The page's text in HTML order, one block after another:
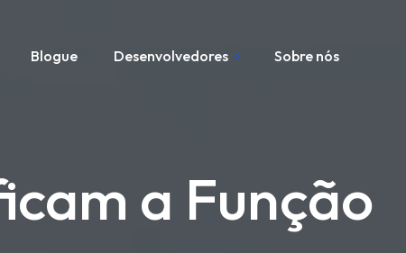
Blogue Desenvolvedores Sobre nós
a Função